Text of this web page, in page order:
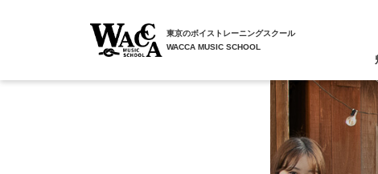
東京のボイストレーニングスクール
WACCA MUSIC SCHOOL